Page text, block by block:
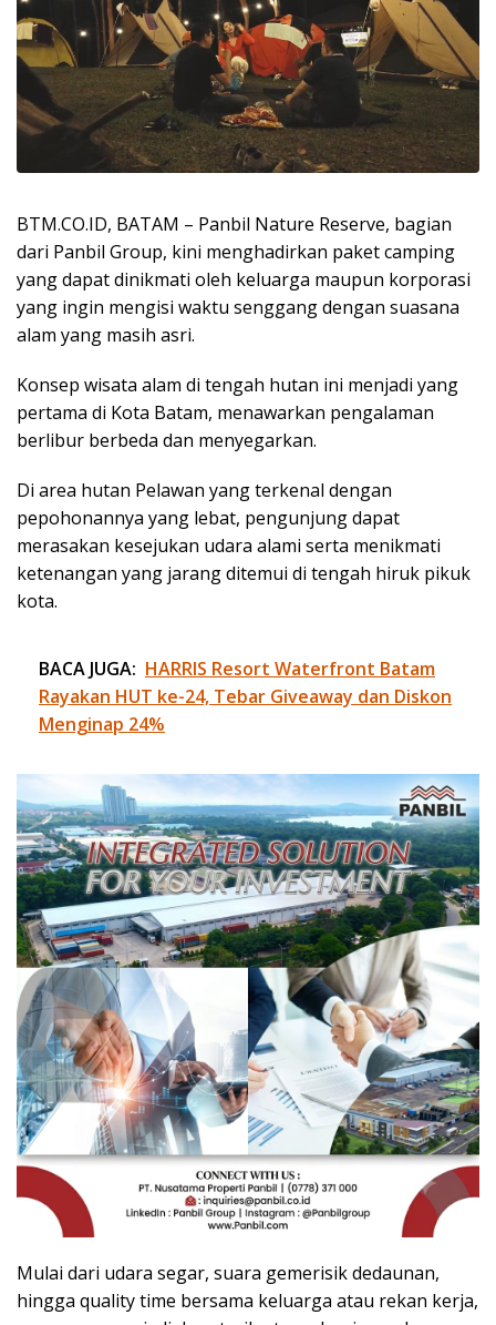
BTM.CO.ID, BATAM – Panbil Nature Reserve, bagian
dari Panbil Group, kini menghadirkan paket camping
yang dapat dinikmati oleh keluarga maupun korporasi
yang ingin mengisi waktu senggang dengan suasana
alam yang masih asri.
Konsep wisata alam di tengah hutan ini menjadi yang
pertama di Kota Batam, menawarkan pengalaman
berlibur berbeda dan menyegarkan.
Di area hutan Pelawan yang terkenal dengan
pepohonannya yang lebat, pengunjung dapat
merasakan kesejukan udara alami serta menikmati
ketenangan yang jarang ditemui di tengah hiruk pikuk
kota.
BACA JUGA: HARRIS Resort Waterfront Batam
Rayakan HUT ke-24, Tebar Giveaway dan Diskon
Menginap 24%
Mulai dari udara segar, suara gemerisik dedaunan,
hingga quality time bersama keluarga atau rekan kerja,